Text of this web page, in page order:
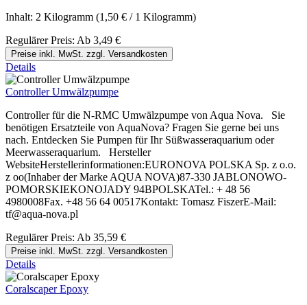
Inhalt: 2 Kilogramm (1,50 € / 1 Kilogramm)
Regulärer Preis: Ab 3,49 €
Preise inkl. MwSt. zzgl. Versandkosten
Details
Controller Umwälzpumpe
Controller für die N-RMC Umwälzpumpe von Aqua Nova. Sie
benötigen Ersatzteile von AquaNova? Fragen Sie gerne bei uns
nach. Entdecken Sie Pumpen für Ihr Süßwasseraquarium oder
Meerwasseraquarium. Hersteller
WebsiteHerstellerinformationen:EURONOVA POLSKA Sp. z o.o.
z oo(Inhaber der Marke AQUA NOVA)87-330 JABLONOWO-
POMORSKIEKONOJADY 94BPOLSKATel.: + 48 56
4980008Fax. +48 56 64 00517Kontakt: Tomasz FiszerE-Mail:
tf@aqua-nova.pl
Regulärer Preis: Ab 35,59 €
Preise inkl. MwSt. zzgl. Versandkosten
Details
Coralscaper Epoxy